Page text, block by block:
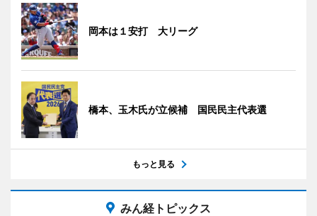
岡本は１安打 大リーグ
橋本、玉木氏が立候補 国民民主代表選
もっと見る
みん経トピックス